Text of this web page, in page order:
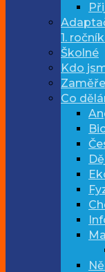
1.
Školné
Kdo
Co